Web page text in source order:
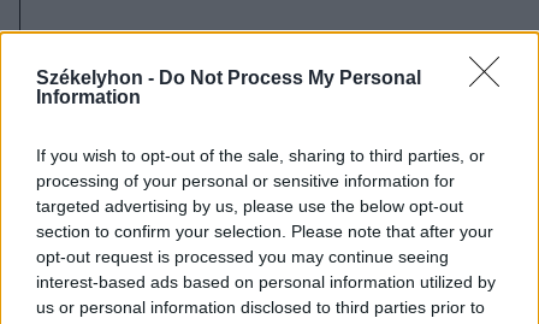
Székelyhon - Do Not Process My Personal
Information
If you wish to opt-out of the sale, sharing to third parties, or
processing of your personal or sensitive information for
targeted advertising by us, please use the below opt-out
section to confirm your selection. Please note that after your
opt-out request is processed you may continue seeing
interest-based ads based on personal information utilized by
us or personal information disclosed to third parties prior to